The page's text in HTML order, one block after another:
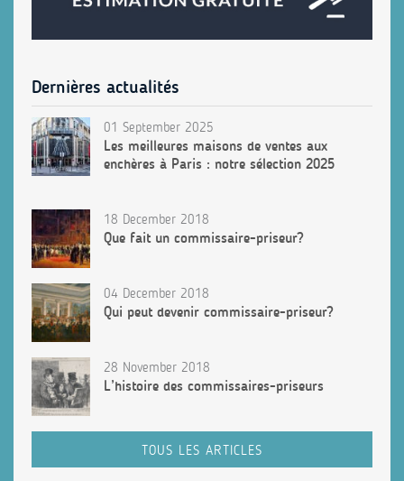
Dernières actualités
01 September 2025
Les meilleures maisons de ventes aux
enchères à Paris : notre sélection 2025
18 December 2018
Que fait un commissaire-priseur?
04 December 2018
Qui peut devenir commissaire-priseur?
28 November 2018
L’histoire des commissaires-priseurs
TOUS LES ARTICLES